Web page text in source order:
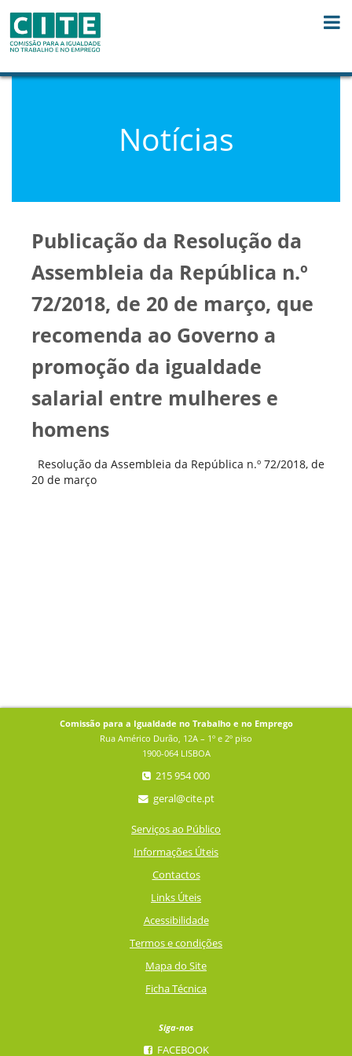
Notícias
Publicação da Resolução da
Assembleia da República n.º
72/2018, de 20 de março, que
recomenda ao Governo a
promoção da igualdade
salarial entre mulheres e
homens
Resolução da Assembleia da República n.º 72/2018, de
20 de março
Comissão para a Igualdade no Trabalho e no Emprego
Rua Américo Durão, 12A – 1º e 2º piso
1900-064 LISBOA
215 954 000
geral@cite.pt
Serviços ao Público
Informações Úteis
Contactos
Links Úteis
Acessibilidade
Termos e condições
Mapa do Site
Ficha Técnica
Siga-nos
FACEBOOK